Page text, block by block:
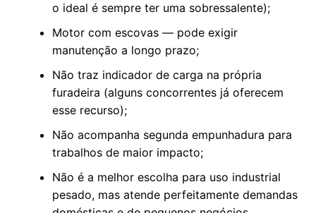
o ideal é sempre ter uma sobressalente);
Motor com escovas — pode exigir
manutenção a longo prazo;
Não traz indicador de carga na própria
furadeira (alguns concorrentes já oferecem
esse recurso);
Não acompanha segunda empunhadura para
trabalhos de maior impacto;
Não é a melhor escolha para uso industrial
pesado, mas atende perfeitamente demandas